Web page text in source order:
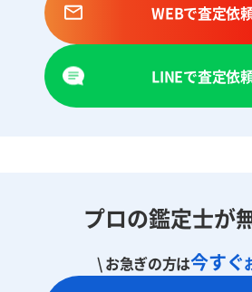
WEBで査定依
LINEで査定依
プロの鑑定士が
\ お急ぎの方は今すぐ